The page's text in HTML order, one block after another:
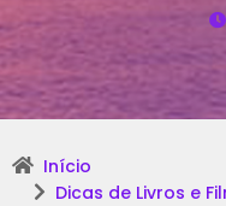
Início
Dicas de Livros e